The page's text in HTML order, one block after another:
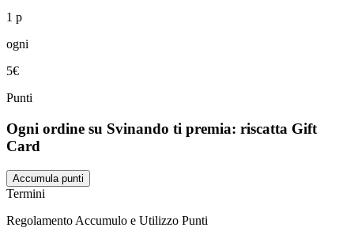
1 p
ogni
5€
Punti
Ogni ordine su Svinando ti premia: riscatta Gift
Card
Accumula punti
Termini
Regolamento Accumulo e Utilizzo Punti